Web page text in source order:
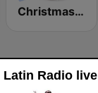
Christmas Radio
Latin Radio live